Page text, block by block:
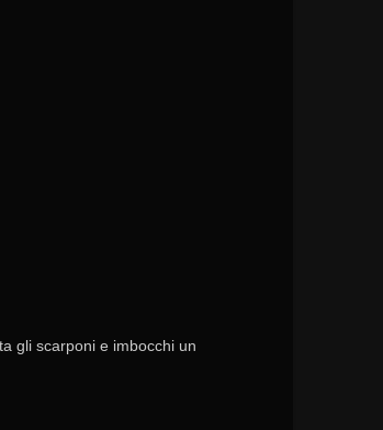
gli scarponi e imbocchi un